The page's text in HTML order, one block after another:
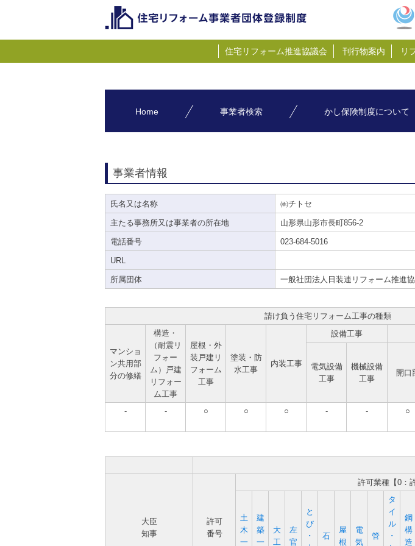
住宅リフォーム推進協議会 刊行物案内 リ
Home 事業者検索 かし保険制度について
事業者情報
氏名又は名称 ㈱チトセ
主たる事務所又は事業者の所在地 山形県山形市長町856-2
電話番号 023-684-5016
URL
所属団体 一般社団法人日装連リフォーム推進
請け負う住宅リフォーム工事の種類
マンショ
ン共用部
分の修繕
構造・
（耐震リ
フォー
ム）戸建
リフォー
ム工事
屋根・外
装戸建リ
フォーム
工事
塗装・防
水工事
内装工事
設備工事
電気設備
工事
機械設備
工事
開口
- - ○ ○ ○ - - ○
大臣
知事
許可
番号
許可業種【0：
土
木
一
建
築
一
大
工
左
官
と
び
･
石
屋
根
電
気
管
タ
イ
ル
･
鋼
構
造